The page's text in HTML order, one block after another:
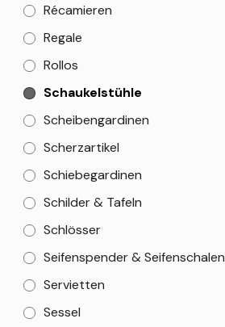
Récamieren
Regale
Rollos
Schaukelstühle
Scheibengardinen
Scherzartikel
Schiebegardinen
Schilder & Tafeln
Schlösser
Seifenspender & Seifenschalen
Servietten
Sessel